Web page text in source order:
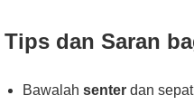
Tips dan Saran
Bawalahsenter dan